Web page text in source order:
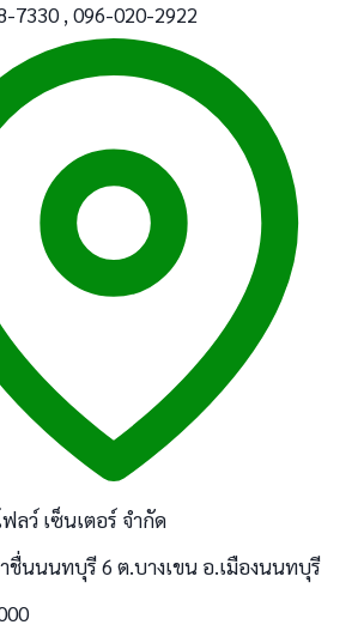
7330 , 096-020-2922
ลว์ เซ็นเตอร์ จำกัด
ชื่นนนทบุรี 6 ต.บางเขน อ.เมืองนนทบุรี